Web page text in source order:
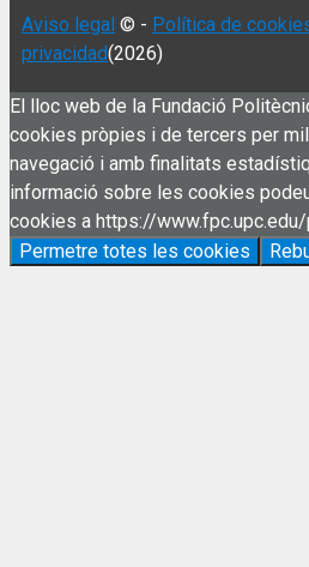
Aviso legal © - Política de
privacidad(2026)
El lloc web de la Fundació
cookies pròpies i de tercers per
navegació i amb finalitats
informació sobre les cookies
cookies a https://
Permetre totes les cookies